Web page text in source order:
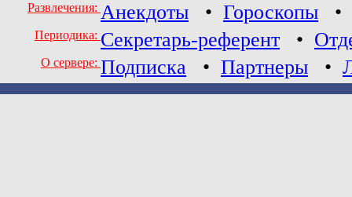
Развлечения: Анекдоты • Гороскопы •
Периодика: Секретарь-референт •
О сервере: Подписка • Партнеры •